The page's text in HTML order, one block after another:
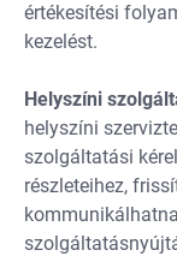
értékesítési
kezelést.
Helyszíni
helyszíni
szolgáltatási
részleteihez,